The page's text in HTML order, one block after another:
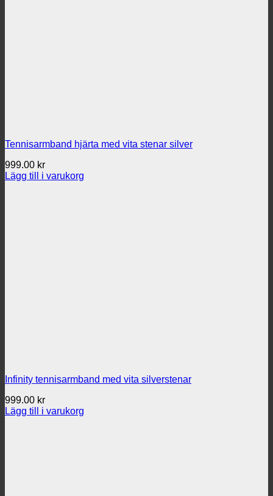
Tennisarmband hjärta med vita stenar silver
999.00 kr
Lägg till i varukorg
Infinity tennisarmband med vita silverstenar
999.00 kr
Lägg till i varukorg